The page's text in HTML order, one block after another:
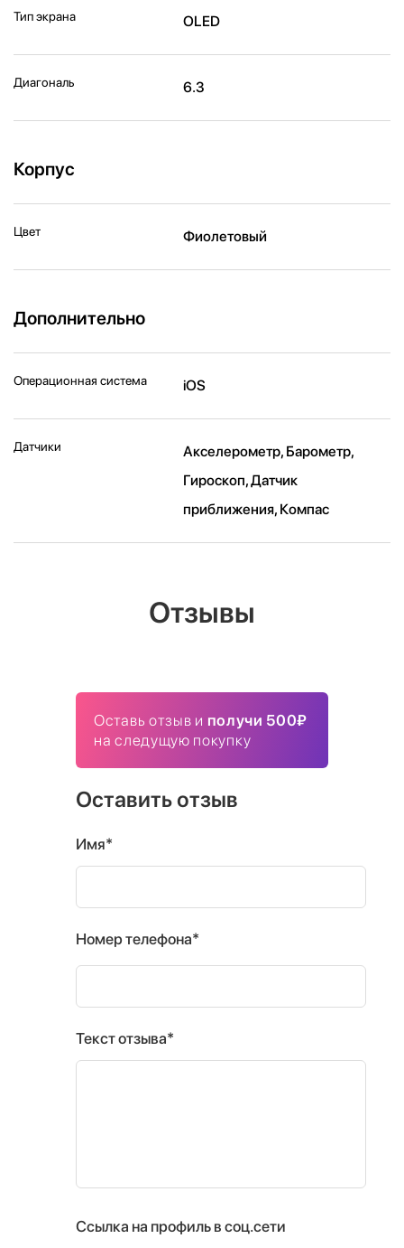
Тип экрана OLED
Диагональ 6.3
Корпус
Цвет Фиолетовый
Дополнительно
Операционная система iOS
Датчики
Акселерометр, Барометр,
Гироскоп, Датчик
приближения, Компас
Отзывы
Оставь отзыв и получи 500₽
на следущую покупку
Оставить отзыв
Имя*
Номер телефона*
Текст отзыва*
Ссылка на профиль в соц.сети